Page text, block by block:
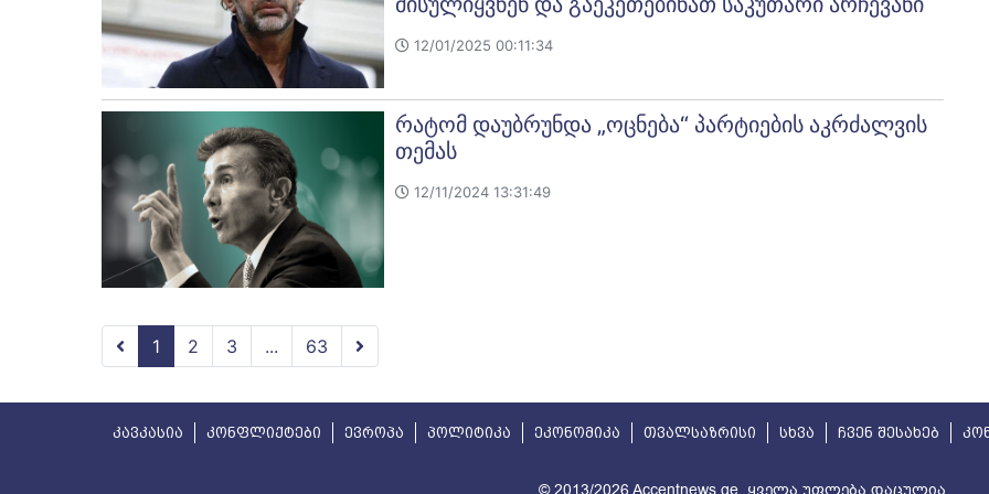
12/01/2025 00:11:34
რატომ დაუბრუნდა „ოცნება“ პარტიების აკრძალვის
თემას
12/11/2024 13:31:49
1 2 3 ... 63
კავკასია კონფლიქტები ევროპა პოლიტიკა ეკონომიკა თვალსაზრისი სხვა ჩვენ შესახებ